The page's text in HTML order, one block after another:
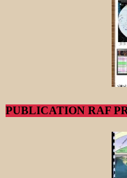
PUBLICATION RAF